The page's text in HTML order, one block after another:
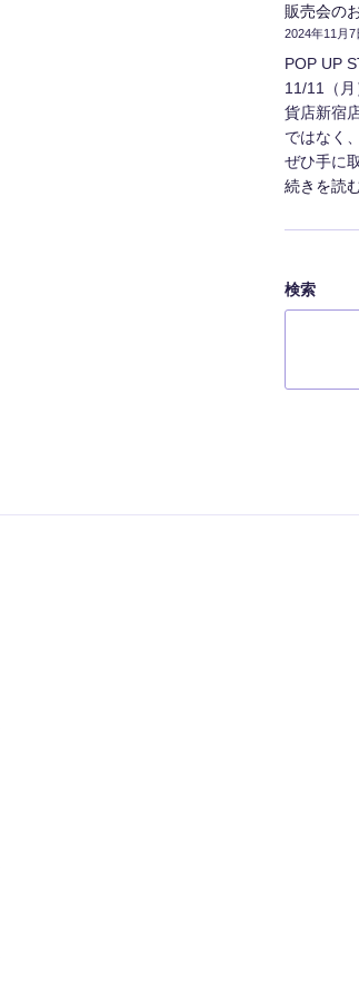
販売会の
2024年11月7
POP UP
11/11（
貨店新宿
ではなく
ぜひ手に
"販
会
お
知
続きを読
検索